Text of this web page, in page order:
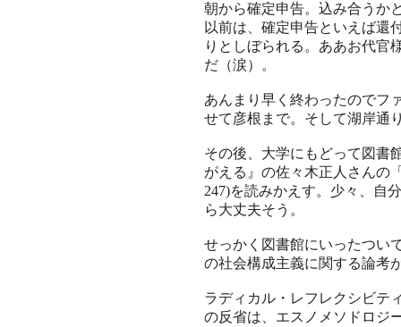
朝から確定申告。込み合うか
以前は、確定申告といえば還
りとしぼられる。ああお代官
だ（涙）。
あんまり早く終わったのでフ
せて彦根まで。そして湖岸通
その後、大学にもどって図書
がえる』の佐々木正人さんの
247)を読みかえす。少々、自
ら大丈夫そう。
せっかく図書館にいったつい
の社会構成主義に関する論考
ラディカル・レフレクシビテ
の反省は、エスノメソドロジ